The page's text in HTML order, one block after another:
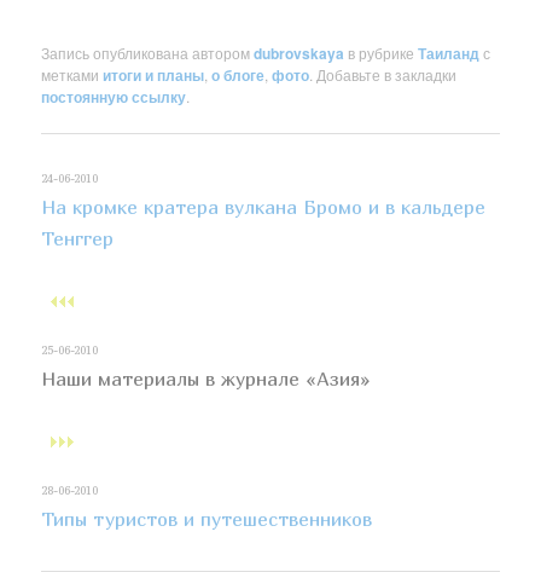
Запись опубликована авторомdubrovskaya в рубрикеТаиландс
метками итоги и планы ,о блоге ,фото . Добавьте в закладки
постоянную ссылку
24-06-2010
На кромке кратера вулкана Бромо и в кальдере
Тенггер
25-06-2010
Наши материалы в журнале «Азия»
28-06-2010
Типы туристов и путешественников